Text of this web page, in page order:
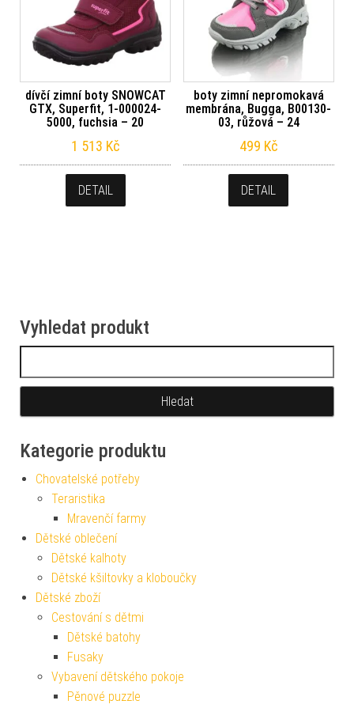
dívčí zimní boty SNOWCAT
GTX, Superfit, 1-000024-
5000, fuchsia – 20
1 513 Kč
DETAIL
boty zimní nepromokavá
membrána, Bugga, B00130-
03, růžová – 24
499 Kč
DETAIL
Vyhledat produkt
Kategorie produktu
Chovatelské potřeby
Teraristika
Mravenčí farmy
Dětské oblečení
Dětské kalhoty
Dětské kšiltovky a kloboučky
Dětské zboží
Cestování s dětmi
Dětské batohy
Fusaky
Vybavení dětského pokoje
Pěnové puzzle